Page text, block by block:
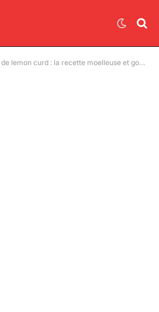
lemon curd : la recette moelleuse et gourmande